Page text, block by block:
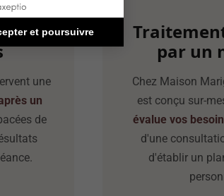
une
un
de
par un
Chez Maison
est conçu sur-
évalue vos
d'une
d'établir un